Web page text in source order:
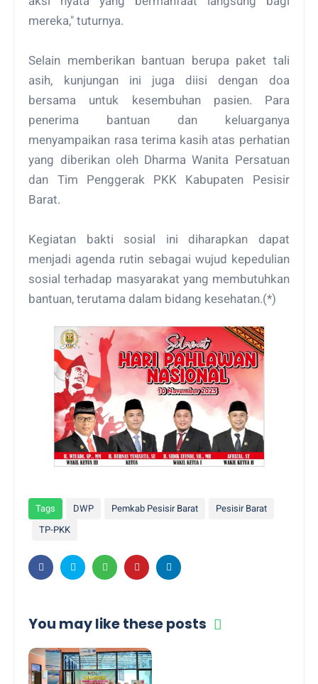
mereka," tuturnya.
Selain memberikan bantuan berupa paket tali
asih, kunjungan ini juga diisi dengan doa
bersama untuk kesembuhan pasien. Para
penerima bantuan dan keluarganya
menyampaikan rasa terima kasih atas perhatian
yang diberikan oleh Dharma Wanita Persatuan
dan Tim Penggerak PKK Kabupaten Pesisir
Barat.
Kegiatan bakti sosial ini diharapkan dapat
menjadi agenda rutin sebagai wujud kepedulian
sosial terhadap masyarakat yang membutuhkan
bantuan, terutama dalam bidang kesehatan.(*)
Tags DWP Pemkab Pesisir Barat
Pesisir Barat
TP-PKK
You may like these posts